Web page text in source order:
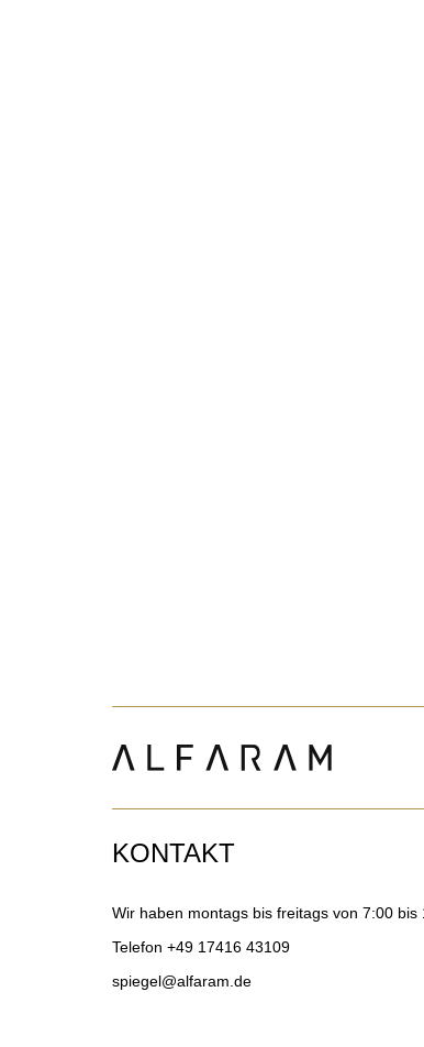
KONTAKT
Wir haben montags bis freitags von 7:00 bis
Telefon +49 17416 43109
spiegel@alfaram.de